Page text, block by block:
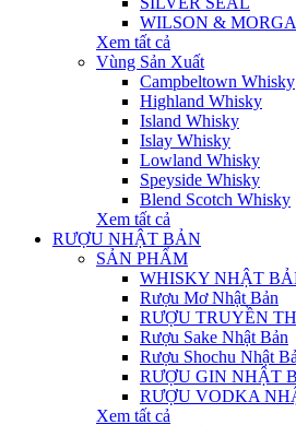
WILSON &
Xem tất cả
Vùng Sản Xuất
Campbeltown Whisky
Highland Whisky
Island Whisky
Islay Whisky
Lowland Whisky
Speyside Whisky
Blend Scotch Whisky
Xem tất cả
RƯỢU NHẬT BẢN
SẢN PHẨM
WHISKY NHẬT
Rượu Mơ Nhật Bản
RƯỢU TRUYỀN
Rượu Sake Nhật Bản
Rượu Shochu Nhật
RƯỢU GIN NHẬT
RƯỢU VODKA
Xem tất cả